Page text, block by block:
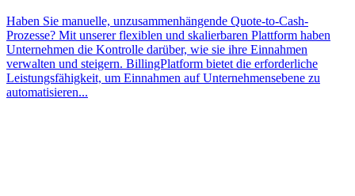
Haben Sie manuelle, unzusammenhängende Quote-to-Cash-
Prozesse? Mit unserer flexiblen und skalierbaren Plattform haben
Unternehmen die Kontrolle darüber, wie sie ihre Einnahmen
verwalten und steigern. BillingPlatform bietet die erforderliche
Leistungsfähigkeit, um Einnahmen auf Unternehmensebene zu
automatisieren...